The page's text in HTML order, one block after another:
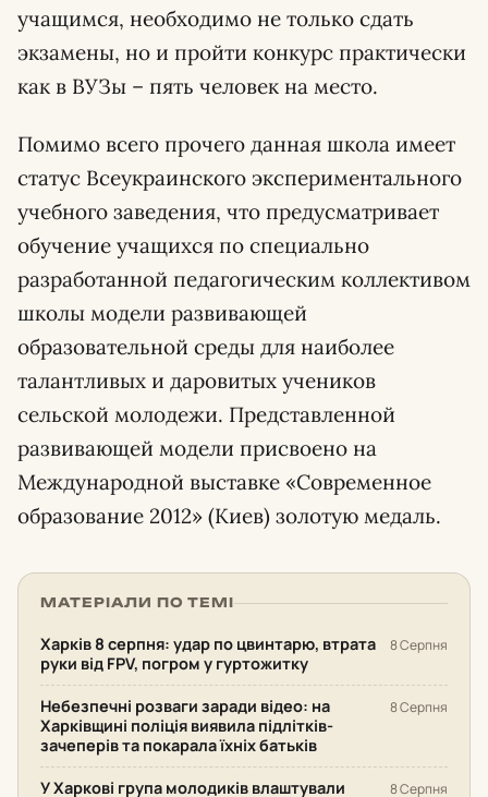
учащимся, необходимо не только сдать
экзамены, но и пройти конкурс практически
как в ВУЗы – пять человек на место.
Помимо всего прочего данная школа имеет
статус Всеукраинского экспериментального
учебного заведения, что предусматривает
обучение учащихся по специально
разработанной педагогическим коллективом
школы модели развивающей
образовательной среды для наиболее
талантливых и даровитых учеников
сельской молодежи. Представленной
развивающей модели присвоено на
Международной выставке «Современное
образование 2012» (Киев) золотую медаль.
МАТЕРІАЛИ ПО ТЕМІ
Харків 8 серпня: удар по цвинтарю, втрата
руки від FPV, погром у гуртожитку
8 Серпня
Небезпечні розваги заради відео: на
Харківщині поліція виявила підлітків-
зачеперів та покарала їхніх батьків
8 Серпня
У Харкові група молодиків влаштували 8 Серпня